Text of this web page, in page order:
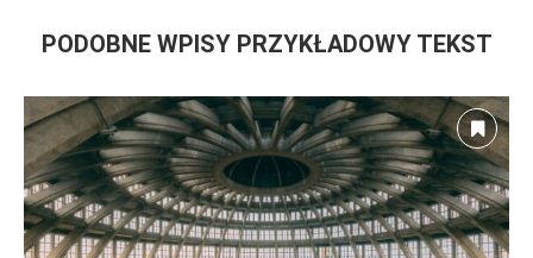
PODOBNE WPISY PRZYKŁADOWY TEKST